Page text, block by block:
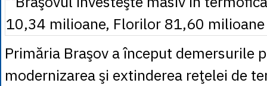
1 NOK = 0.4191
1 NZD= 2.6097
1 PLN= 1.1646
1 RSD= 0.0425
1 RUB= 0.0530
1 SEK= 0.4526
1 TRY
= 0.1141
1 UAH= 0.1048
Primăria Braşov a început demersurile
modernizarea şi extinderea reţelei de